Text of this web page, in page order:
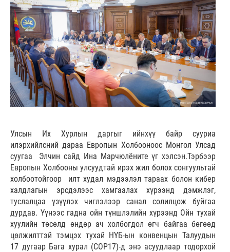
Улсын Их Хурлын даргыг ийнхүү байр сууриа
илэрхийлсний дараа Европын Холбооноос Монгол Улсад
суугаа Элчин сайд Ина Марчюлёните үг хэлсэн.Тэрбээр
Европын Холбооны улсуудтай ирэх жил болох сонгуультай
холбоотойгоор илт худал мэдээлэл тараах болон кибер
халдлагын эрсдэлээс хамгаалах хүрээнд дэмжлэг,
туслалцаа үзүүлэх чиглэлээр санал солилцож буйгаа
дурдав. Үүнээс гадна ойн түншлэлийн хүрээнд Ойн тухай
хуулийн төсөлд өндөр ач холбогдол өгч байгаа бөгөөд
цөлжилттэй тэмцэх тухай НҮБ-ын конвенцын Талуудын
17 дугаар Бага хурал (COP17)-д энэ асуудлаар тодорхой